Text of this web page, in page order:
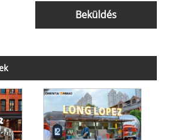
Beküldés